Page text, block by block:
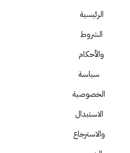
الرئيسية
الشروط
والأحكام
سياسة
الخصوصية
الاستبدال
والاسترجاع